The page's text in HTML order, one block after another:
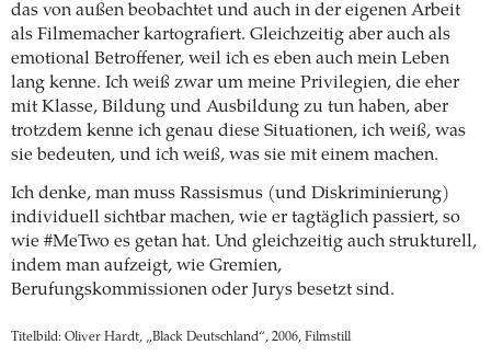
das von außen beobachtet und auch in der eigenen Arbeit
als Filmemacher kartografiert. Gleichzeitig aber auch als
emotional Betroffener, weil ich es eben auch mein Leben
lang kenne. Ich weiß zwar um meine Privilegien, die eher
mit Klasse, Bildung und Ausbildung zu tun haben, aber
trotzdem kenne ich genau diese Situationen, ich weiß, was
sie bedeuten, und ich weiß, was sie mit einem machen.
Ich denke, man muss Rassismus (und Diskriminierung)
individuell sichtbar machen, wie er tagtäglich passiert, so
wie #MeTwo es getan hat. Und gleichzeitig auch strukturell,
indem man aufzeigt, wie Gremien,
Berufungskommissionen oder Jurys besetzt sind.
Titelbild: Oliver Hardt, „Black Deutschland“, 2006, Filmstill